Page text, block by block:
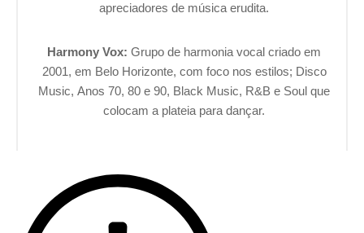
apreciadores de música erudita.
Harmony Vox: Grupo de harmonia vocal criado em
2001, em Belo Horizonte, com foco nos estilos; Disco
Music, Anos 70, 80 e 90, Black Music, R&B e Soul que
colocam a plateia para dançar.